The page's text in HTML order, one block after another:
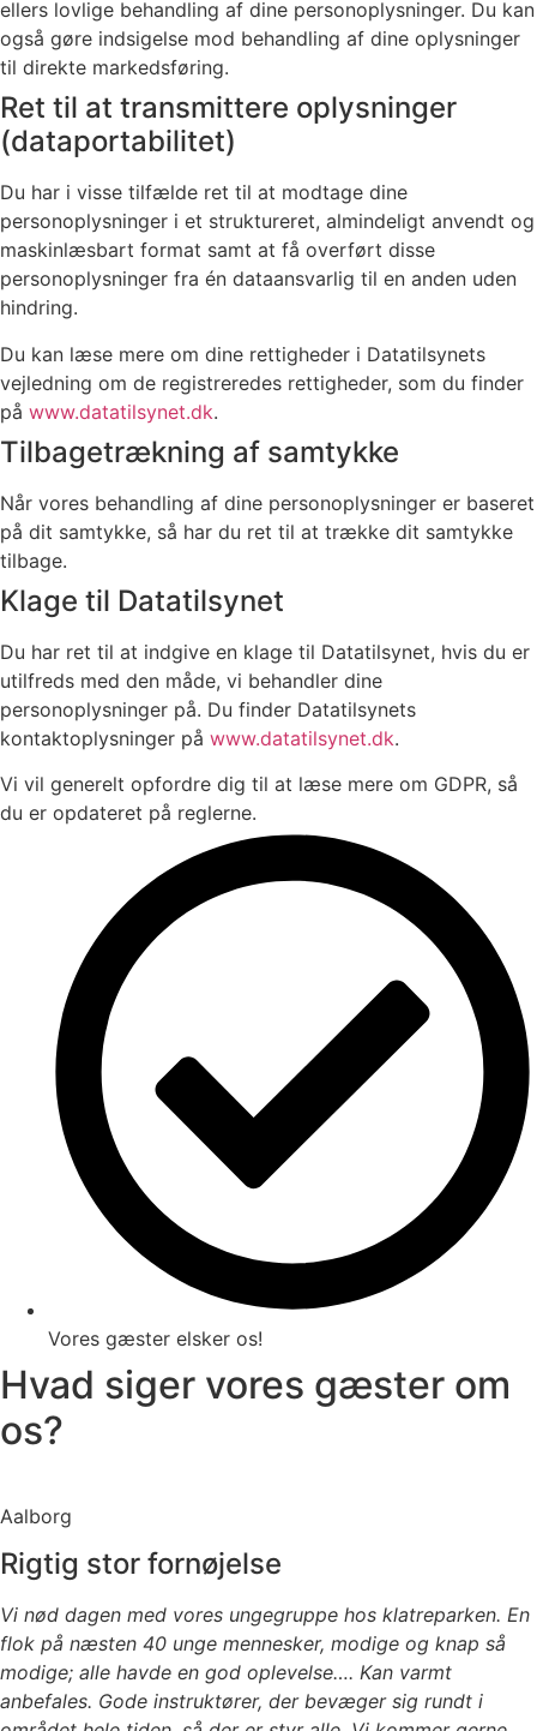
ellers lovlige behandling af dine personoplysninger. Du kan
også gøre indsigelse mod behandling af dine oplysninger
til direkte markedsføring.
Ret til at transmittere oplysninger
(dataportabilitet)
Du har i visse tilfælde ret til at modtage dine
personoplysninger i et struktureret, almindeligt anvendt og
maskinlæsbart format samt at få overført disse
personoplysninger fra én dataansvarlig til en anden uden
hindring.
Du kan læse mere om dine rettigheder i Datatilsynets
vejledning om de registreredes rettigheder, som du finder
på www.datatilsynet.dk.
Tilbagetrækning af samtykke
Når vores behandling af dine personoplysninger er baseret
på dit samtykke, så har du ret til at trække dit samtykke
tilbage.
Klage til Datatilsynet
Du har ret til at indgive en klage til Datatilsynet, hvis du er
utilfreds med den måde, vi behandler dine
personoplysninger på. Du finder Datatilsynets
kontaktoplysninger på www.datatilsynet.dk.
Vi vil generelt opfordre dig til at læse mere om GDPR, så
du er opdateret på reglerne.
Vores gæster elsker os!
Hvad siger vores gæster om
os?
Aalborg
Rigtig stor fornøjelse
Vi nød dagen med vores ungegruppe hos klatreparken. En
flok på næsten 40 unge mennesker, modige og knap så
modige; alle havde en god oplevelse…. Kan varmt
anbefales. Gode instruktører, der bevæger sig rundt i